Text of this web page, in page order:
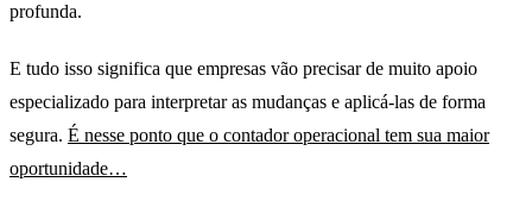
profunda.
E tudo isso significa que empresas vão precisar de muito apoio
especializado para interpretar as mudanças e aplicá-las de forma
segura. É nesse ponto que o contador operacional tem sua maior
oportunidade…